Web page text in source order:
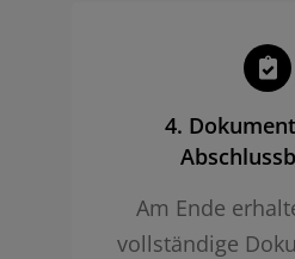
4.
Am Ende
vollständige